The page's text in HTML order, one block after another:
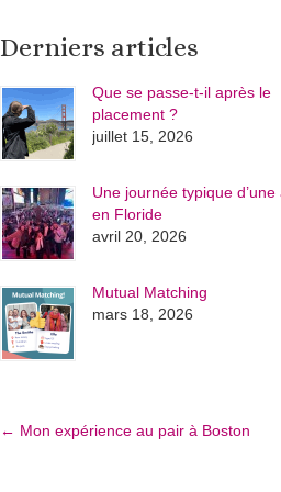
Derniers articles
Que se passe-t-il après le
placement ?
juillet 15, 2026
Une journée typique d’une
en Floride
avril 20, 2026
Mutual Matching
mars 18, 2026
← Mon expérience au pair à Boston